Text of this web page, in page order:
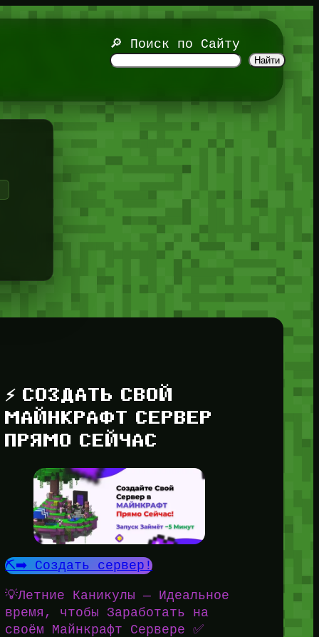
🔎 Поиск по Сайту
Найти
⚡ СОЗДАТЬ СВОЙ
МАЙНКРАФТ СЕРВЕР
ПРЯМО СЕЙЧАС
⛏️➡️ Создать сервер!
💡Летние Каникулы — Идеальное
время, чтобы Заработать на
своём Майнкрафт Сервере ✅